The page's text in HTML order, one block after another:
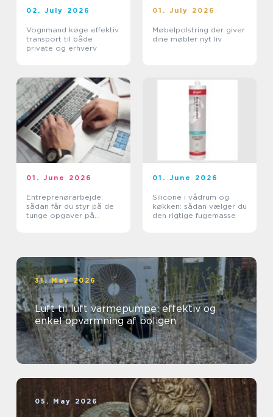
02. July 2026
Vognmand køge effektiv
transport til både
private og erhverv
01. July 2026
Møbelpolstring der giver
dine møbler nyt liv
01. June 2026
Entreprenørarbejde:
sådan får du styr på de
tunge opgaver på
01. June 2026
Silicone i vådrum og
køkken: sådan vælger du
den rigtige fugemasse
31. May 2026
Luft til luft varmepumpe: effektiv og
enkel opvarmning af boligen
05. May 2026